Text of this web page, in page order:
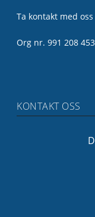
Ta kontakt med
Org nr. 991 208 453
KONTAKT OSS